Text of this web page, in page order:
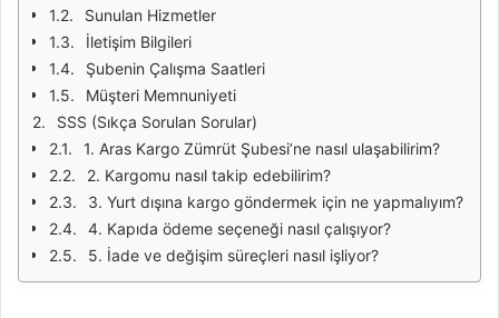
Sunulan Hizmetler
İletişim Bilgileri
Şubenin Çalışma Saatleri
Müşteri Memnuniyeti
SSS (Sıkça Sorulan Sorular)
1. Aras Kargo Zümrüt Şubesi’ne nasıl ulaşabilirim?
2. Kargomu nasıl takip edebilirim?
3. Yurt dışına kargo göndermek için ne yapmalıyım?
4. Kapıda ödeme seçeneği nasıl çalışıyor?
5. İade ve değişim süreçleri nasıl işliyor?